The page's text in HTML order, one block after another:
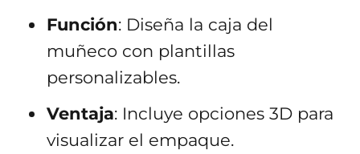
Función: Diseña la caja del
muñeco con plantillas
personalizables.
Ventaja: Incluye opciones 3D para
visualizar el empaque.